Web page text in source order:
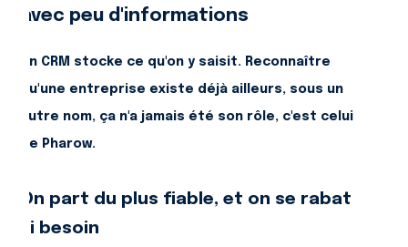
avec peu d'informations
Un CRM stocke ce qu'on y saisit. Reconnaître
qu'une entreprise existe déjà ailleurs, sous un
autre nom, ça n'a jamais été son rôle, c'est celui
de Pharow.
On part du plus fiable, et on se rabat
si besoin